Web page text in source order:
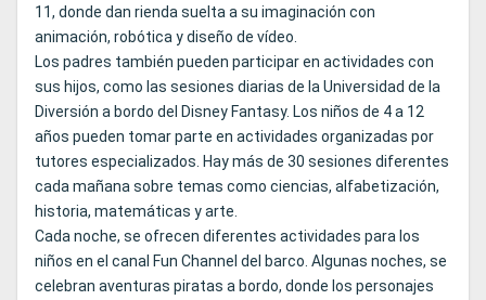
11, donde dan rienda suelta a su imaginación con
animación, robótica y diseño de vídeo.
Los padres también pueden participar en actividades con
sus hijos, como las sesiones diarias de la Universidad de la
Diversión a bordo del Disney Fantasy. Los niños de 4 a 12
años pueden tomar parte en actividades organizadas por
tutores especializados. Hay más de 30 sesiones diferentes
cada mañana sobre temas como ciencias, alfabetización,
historia, matemáticas y arte.
Cada noche, se ofrecen diferentes actividades para los
niños en el canal Fun Channel del barco. Algunas noches, se
celebran aventuras piratas a bordo, donde los personajes